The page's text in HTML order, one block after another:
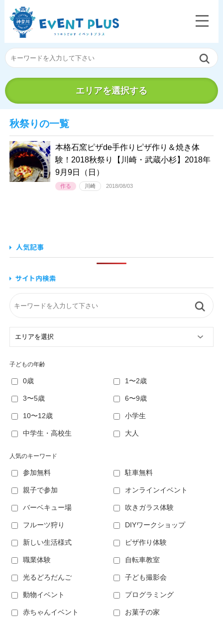
エリアを選択する
秋祭りの一覧
本格石窯ピザde手作りピザ作り＆焼き体
験！2018秋祭り【川崎・武蔵小杉】2018年
9月9日（日）
作る 川崎 2018/08/03
子どもの年齢
0歳 1〜2歳
3〜5歳 6〜9歳
10〜12歳 小学生
中学生・高校生 大人
人気のキーワード
参加無料 駐車無料
親子で参加 オンラインイベント
バーベキュー場 吹きガラス体験
フルーツ狩り DIYワークショップ
新しい生活様式 ピザ作り体験
職業体験 自転車教室
光るどろだんご 子ども撮影会
動物イベント プログラミング
赤ちゃんイベント お菓子の家